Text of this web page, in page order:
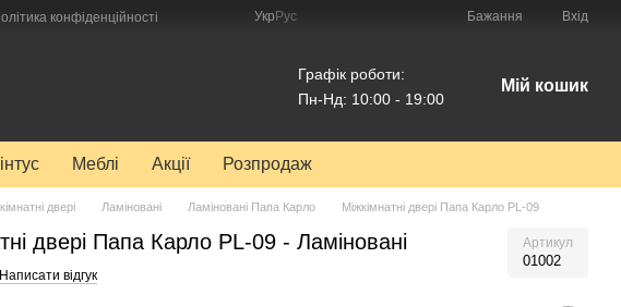
конфіденційності Укр Рус Бажання Вхід
Графік роботи:
Пн-Нд: 10:00 - 19:00
Мій кошик
Меблі Акції Розпродаж
двері Ламіновані Ламіновані Папа Карло Міжкімнатні двері Папа Карло PL-09
двері Папа Карло PL-09 - Ламіновані Артикул
01002
Написати відгук